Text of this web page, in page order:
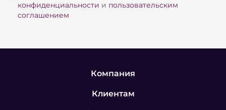
конфиденциальности и пользовательским
соглашением
Компания
Клиентам